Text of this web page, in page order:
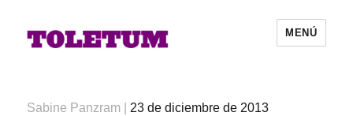
MENÚ
Autor
Sabine Panzram
Publicado
23 de diciembre de 2013